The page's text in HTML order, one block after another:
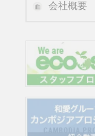
会社概要